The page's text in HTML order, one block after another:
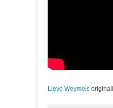
Lieve Weymeis